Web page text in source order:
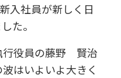
入社員が新しく日
た。
行役員の藤野 賢治
はいよいよ大きく